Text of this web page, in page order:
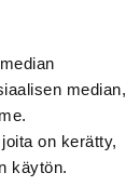
median,
on kerätty,
käytön.